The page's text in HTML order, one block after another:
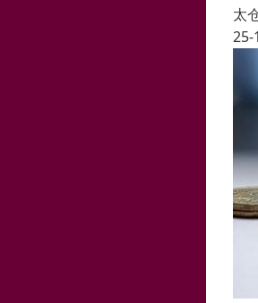
太
25-